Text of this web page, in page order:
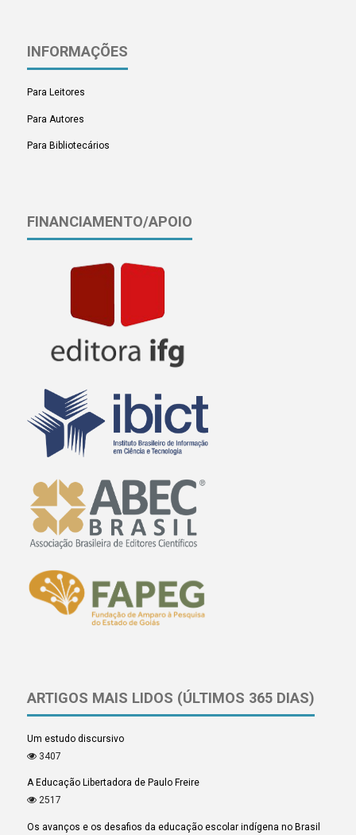
INFORMAÇÕES
Para Leitores
Para Autores
Para Bibliotecários
FINANCIAMENTO/APOIO
ARTIGOS MAIS LIDOS (ÚLTIMOS 365 DIAS)
Um estudo discursivo
3407
A Educação Libertadora de Paulo Freire
2517
Os avanços e os desafios da educação escolar indígena no Brasil